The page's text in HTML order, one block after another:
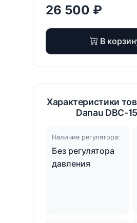
26 500 ₽
В
Характеристики
Danau DBC-
Наличие регулятора:
Без регулятора
давления